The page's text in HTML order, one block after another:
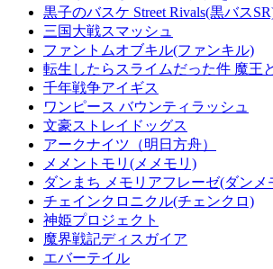
黒子のバスケ Street Rivals(黒バス
三国大戦スマッシュ
ファントムオブキル(ファンキル)
転生したらスライムだった件 魔王
千年戦争アイギス
ワンピース バウンティラッシュ
文豪ストレイドッグス
アークナイツ（明日方舟）
メメントモリ(メメモリ)
ダンまち メモリアフレーゼ(ダンメ
チェインクロニクル(チェンクロ)
神姫プロジェクト
魔界戦記ディスガイア
エバーテイル